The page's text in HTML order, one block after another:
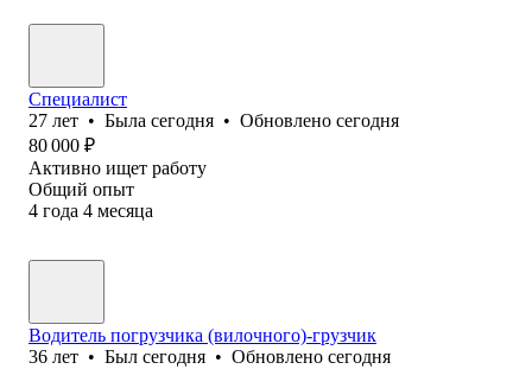
Специалист
27 лет • Была сегодня • Обновлено сегодня
80 000 ₽
Активно ищет работу
Общий опыт
4 года 4 месяца
Водитель погрузчика (вилочного)-грузчик
36 лет • Был сегодня • Обновлено сегодня